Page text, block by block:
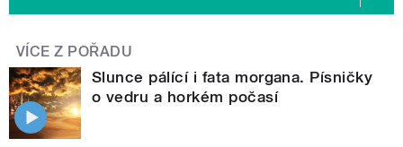
VÍCE Z POŘADU
Slunce pálící i fata morgana. Písničky
o vedru a horkém počasí